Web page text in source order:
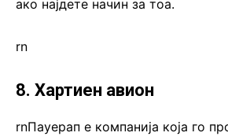
ако најдете начин за тоа.
rn
8. Хартиен авион
rnПауерап е компанија која го